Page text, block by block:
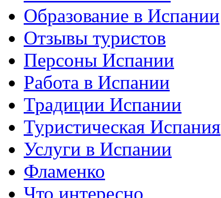
Образование в Испании
Отзывы туристов
Персоны Испании
Работа в Испании
Традиции Испании
Туристическая Испания
Услуги в Испании
Фламенко
Что интересно